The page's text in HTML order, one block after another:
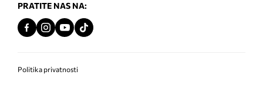
PRATITE NAS NA:
Politika privatnosti